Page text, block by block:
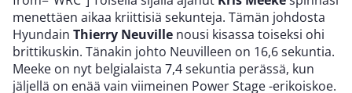
menettäen aikaa kriittisiä sekunteja. Tämän johdosta
Hyundain Thierry Neuville nousi kisassa toiseksi ohi
brittikuskin. Tänakin johto Neuvilleen on 16,6 sekuntia.
Meeke on nyt belgialaista 7,4 sekuntia perässä, kun
jäljellä on enää vain viimeinen Power Stage -erikoiskoe.